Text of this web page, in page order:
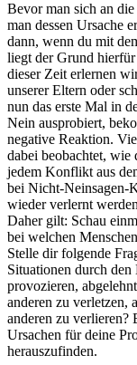
Bevor man sich an
man dessen Ursache
dann, wenn du mit
liegt der Grund
dieser Zeit erlernen
unserer Eltern oder
nun das erste Mal in
Nein ausprobiert,
negative Reaktion.
dabei beobachtet, wie
jedem Konflikt aus
bei Nicht-Neinsagen-
wieder verlernt
Daher gilt: Schau
bei welchen
Stelle dir folgende
Situationen durch
provozieren,
anderen zu verletzen,
anderen zu verlieren?
Ursachen für deine
herauszufinden.